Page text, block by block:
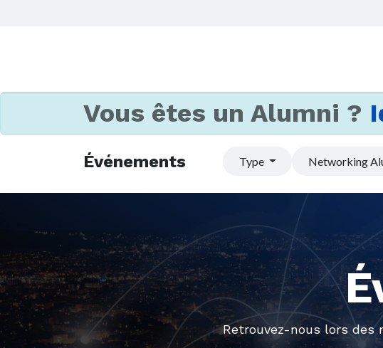
Vous êtes un Alumni ?
Événements Type Networking
Retrouvez-nous lors des